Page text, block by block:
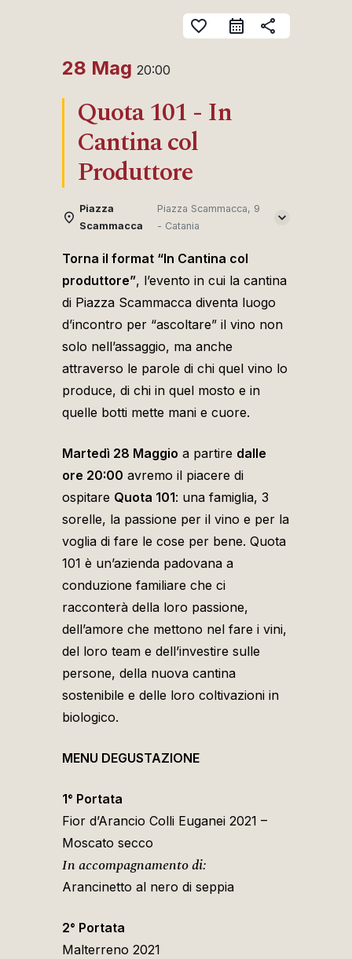
favorite_border share
28 Mag 20:00
Quota 101 - In
Cantina col
Produttore
Piazza
Scammacca
Piazza Scammacca, 9
- Catania
Torna il format “In Cantina col
produttore”, l’evento in cui la cantina
di Piazza Scammacca diventa luogo
d’incontro per “ascoltare” il vino non
solo nell’assaggio, ma anche
attraverso le parole di chi quel vino lo
produce, di chi in quel mosto e in
quelle botti mette mani e cuore.
Martedì 28 Maggio a partire dalle
ore 20:00 avremo il piacere di
ospitare Quota 101: una famiglia, 3
sorelle, la passione per il vino e per la
voglia di fare le cose per bene. Quota
101 è un’azienda padovana a
conduzione familiare che ci
racconterà della loro passione,
dell’amore che mettono nel fare i vini,
del loro team e dell’investire sulle
persone, della nuova cantina
sostenibile e delle loro coltivazioni in
biologico.
MENU DEGUSTAZIONE
1° Portata
Fior d’Arancio Colli Euganei 2021 –
Moscato secco
In accompagnamento di:
Arancinetto al nero di seppia
2° Portata
Malterreno 2021